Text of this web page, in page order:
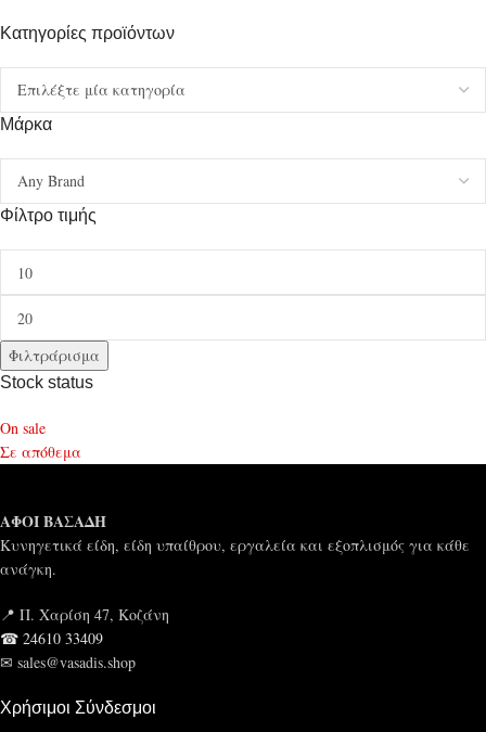
Κατηγορίες προϊόντων
Μάρκα
Φίλτρο τιμής
Φιλτράρισμα
Stock status
On sale
Σε απόθεμα
ΑΦΟΙ ΒΑΣΑΔΗ
Κυνηγετικά είδη, είδη υπαίθρου, εργαλεία και εξοπλισμός για κάθε
ανάγκη.
📍 Π. Χαρίση 47, Κοζάνη
☎ 24610 33409
✉ sales@vasadis.shop
Χρήσιμοι Σύνδεσμοι